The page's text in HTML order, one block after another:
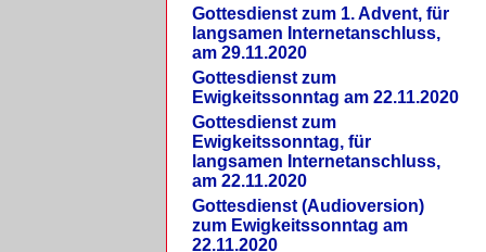
Gottesdienst zum 1. Advent, für
langsamen Internetanschluss,
am 29.11.2020
Gottesdienst zum
Ewigkeitssonntag am 22.11.2020
Gottesdienst zum
Ewigkeitssonntag, für
langsamen Internetanschluss,
am 22.11.2020
Gottesdienst (Audioversion)
zum Ewigkeitssonntag am
22.11.2020